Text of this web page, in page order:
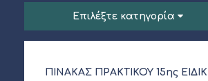
Επιλέξτε κατηγορία
ΠΙΝΑΚΑΣ ΠΡΑΚΤΙΚΟΥ 15ης